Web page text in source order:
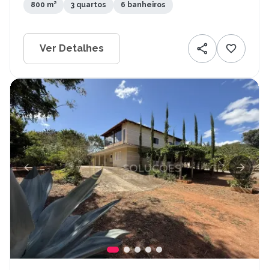
800 m² 3 quartos 6 banheiros
Ver Detalhes